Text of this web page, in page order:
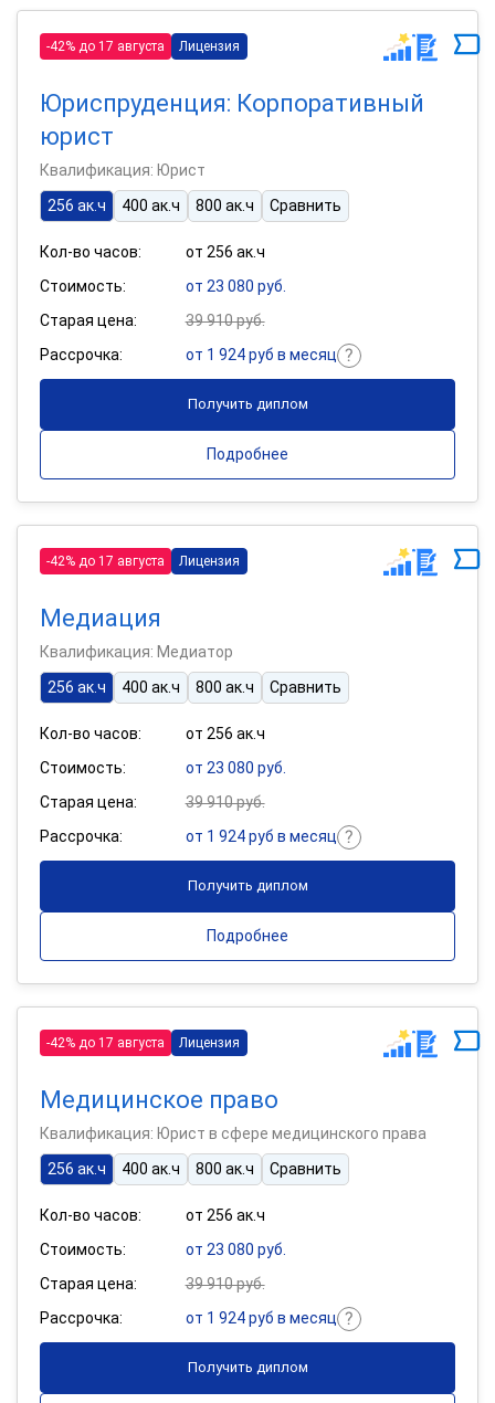
-42% до 17 августа Лицензия
Юриспруденция: Корпоративный
юрист
Квалификация: Юрист
256 ак.ч
400 ак.ч 800 ак.ч Сравнить
Кол-во часов:
от 256 ак.ч
Стоимость:
от 23 080 руб.
Старая цена:
39 910 руб.
Рассрочка:
от 1 924 руб в месяц
Получить диплом
Подробнее
-42% до 17 августа Лицензия
Медиация
Квалификация: Медиатор
256 ак.ч
400 ак.ч 800 ак.ч Сравнить
Кол-во часов:
от 256 ак.ч
Стоимость:
от 23 080 руб.
Старая цена:
39 910 руб.
Рассрочка:
от 1 924 руб в месяц
Получить диплом
Подробнее
-42% до 17 августа Лицензия
Медицинское право
Квалификация: Юрист в сфере медицинского права
256 ак.ч
400 ак.ч 800 ак.ч Сравнить
Кол-во часов:
от 256 ак.ч
Стоимость:
от 23 080 руб.
Старая цена:
39 910 руб.
Рассрочка:
от 1 924 руб в месяц
Получить диплом